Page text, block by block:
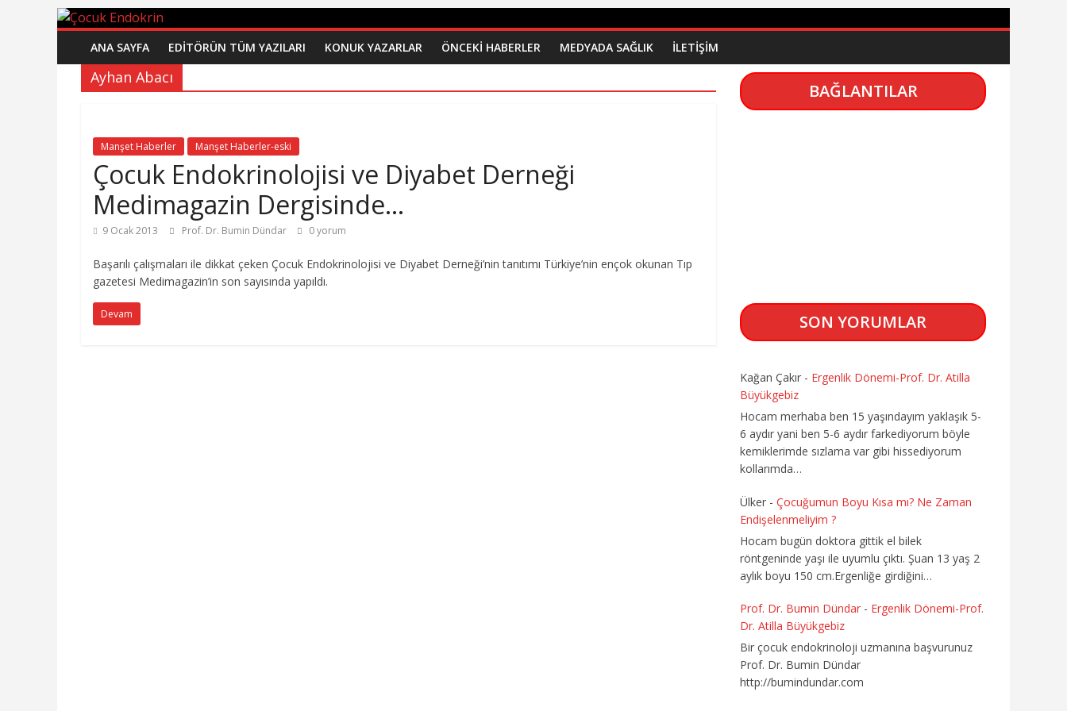
Skip
to
content
Çocuk
Endokrin
ANA SAYFA EDİTÖRÜN TÜM YAZILARI KONUK YAZARLAR ÖNCEKI HABERLER MEDYADA SAĞLIK İLETİŞİM
Ayhan Abacı
Manşet Haberler Manşet Haberler-eski
Çocuk Endokrinolojisi ve Diyabet Derneği
Medimagazin Dergisinde…
9 Ocak 2013 Prof. Dr. Bumin Dündar 0 yorum
Başarılı çalışmaları ile dikkat çeken Çocuk Endokrinolojisi ve Diyabet Derneği’nin tanıtımı Türkiye’nin ençok okunan Tıp
gazetesi Medimagazin’in son sayısında yapıldı.
Devam
BAĞLANTILAR
SON YORUMLAR
Kağan Çakır - Ergenlik Dönemi-Prof. Dr. Atilla
Büyükgebiz
Hocam merhaba ben 15 yaşındayım yaklaşık 5-
6 aydır yani ben 5-6 aydır farkediyorum böyle
kemiklerimde sızlama var gibi hissediyorum
kollarımda…
Ülker - Çocuğumun Boyu Kısa mı? Ne Zaman
Endişelenmeliyim ?
Hocam bugün doktora gittik el bilek
röntgeninde yaşı ile uyumlu çıktı. Şuan 13 yaş 2
aylık boyu 150 cm.Ergenliğe girdiğini…
Prof. Dr. Bumin Dündar - Ergenlik Dönemi-Prof.
Dr. Atilla Büyükgebiz
Bir çocuk endokrinoloji uzmanına başvurunuz
Prof. Dr. Bumin Dündar
http://bumindundar.com